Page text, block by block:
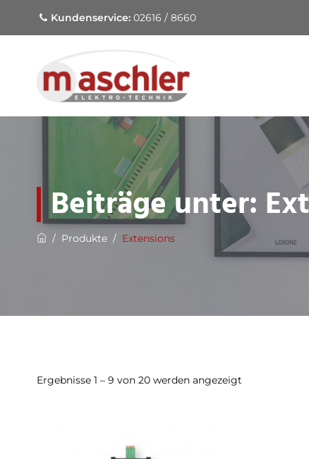
Kundenservice: 02616 / 8660
Beiträge unter:
/ Produkte / Extensions
Ergebnisse 1 – 9 von 20 werden angezeigt